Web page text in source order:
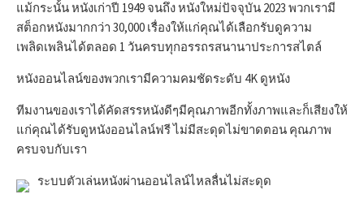
แม้กระนั้น หนังเก่าปี 1949 จนถึง หนังใหม่ปัจจุบัน 2023 พวกเรามี
สต็อกหนังมากกว่า 30,000 เรื่องให้แก่คุณได้เลือกรับดูความ
เพลิดเพลินได้ตลอด 1 วันครบทุกอรรถรสนานาประการสไตล์
หนังออนไลน์ของพวกเรามีความคมชัดระดับ 4K ดูหนัง
ทีมงานของเราได้คัดสรรหนังดีๆมีคุณภาพอีกทั้งภาพและก็เสียงให้
แก่คุณได้รับดูหนังออนไลน์ฟรี ไม่มีสะดุดไม่ขาดตอน คุณภาพ
ครบจบกับเรา
ระบบตัวเล่นหนังผ่านออนไลน์ไหลลื่นไม่สะดุด